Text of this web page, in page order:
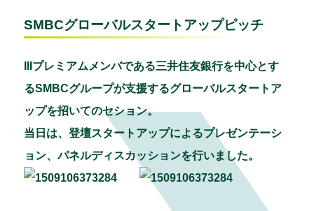
SMBCグローバルスタートアップピッチ
IIIプレミアムメンバである三井住友銀行を中心とす
るSMBCグループが支援するグローバルスタートア
ップを招いてのセション。
当日は、登壇スタートアップによるプレゼンテーシ
ョン、パネルディスカッションを行いました。